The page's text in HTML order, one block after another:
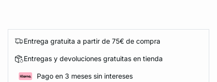
Entrega gratuita a partir de 75€ de compra
Entregas y devoluciones gratuitas en tienda
Pago en 3 meses sin intereses